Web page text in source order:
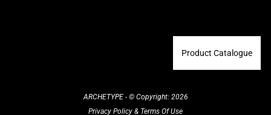
Product Catalogue
ARCHETYPE - © Copyright: 2026
Privacy Policy & Terms Of Use